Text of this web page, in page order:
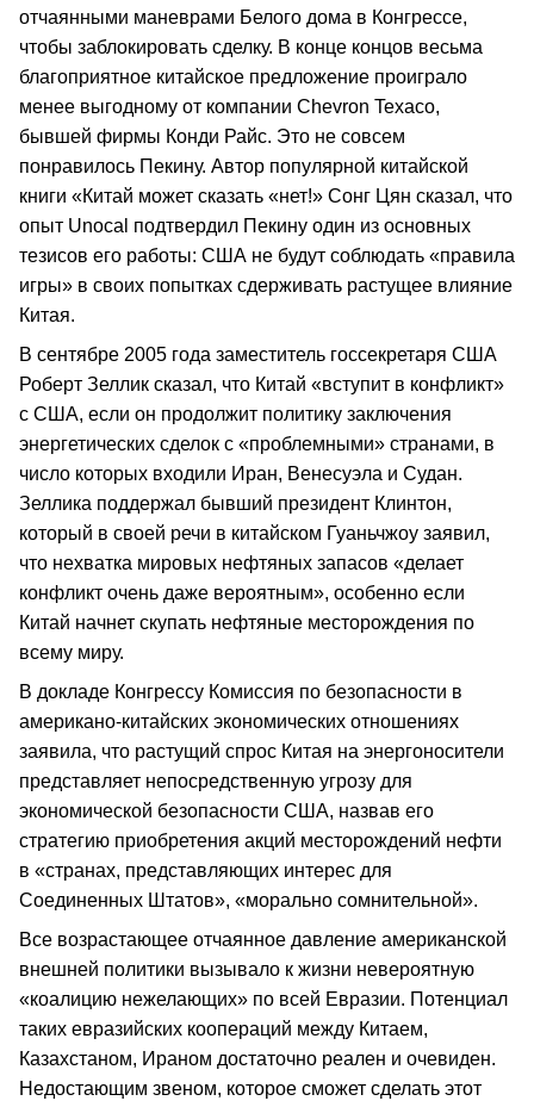
отчаянными маневрами Белого дома в Конгрессе,
чтобы заблокировать сделку. В конце концов весьма
благоприятное китайское предложение проиграло
менее выгодному от компании Chevron Texaco,
бывшей фирмы Конди Райс. Это не совсем
понравилось Пекину. Автор популярной китайской
книги «Китай может сказать «нет!» Сонг Цян сказал, что
опыт Unocal подтвердил Пекину один из основных
тезисов его работы: США не будут соблюдать «правила
игры» в своих попытках сдерживать растущее влияние
Китая.
В сентябре 2005 года заместитель госсекретаря США
Роберт Зеллик сказал, что Китай «вступит в конфликт»
с США, если он продолжит политику заключения
энергетических сделок с «проблемными» странами, в
число которых входили Иран, Венесуэла и Судан.
Зеллика поддержал бывший президент Клинтон,
который в своей речи в китайском Гуаньчжоу заявил,
что нехватка мировых нефтяных запасов «делает
конфликт очень даже вероятным», особенно если
Китай начнет скупать нефтяные месторождения по
всему миру.
В докладе Конгрессу Комиссия по безопасности в
американо-китайских экономических отношениях
заявила, что растущий спрос Китая на энергоносители
представляет непосредственную угрозу для
экономической безопасности США, назвав его
стратегию приобретения акций месторождений нефти
в «странах, представляющих интерес для
Соединенных Штатов», «морально сомнительной».
Все возрастающее отчаянное давление американской
внешней политики вызывало к жизни невероятную
«коалицию нежелающих» по всей Евразии. Потенциал
таких евразийских коопераций между Китаем,
Казахстаном, Ираном достаточно реален и очевиден.
Недостающим звеном, которое сможет сделать этот